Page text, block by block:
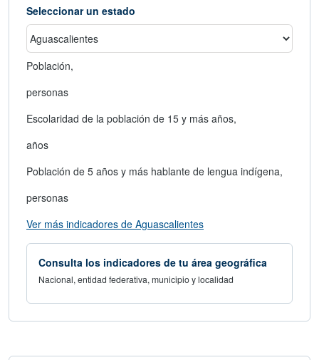
Seleccionar un estado
Población,
personas
Escolaridad de la población de 15 y más años,
años
Población de 5 años y más hablante de lengua indígena,
personas
Ver más indicadores de Aguascalientesabre en nueva ventana
Consulta los indicadores de tu área geográfica
Nacional, entidad federativa, municipio y localidad